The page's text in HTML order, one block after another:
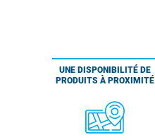
UNE DISPONIBILITÉ DE
PRODUITS À PROXIMITÉ